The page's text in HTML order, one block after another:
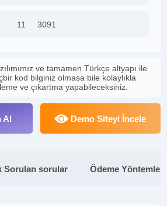
11 3091
ve tamamen Türkçe altyapı ile
kod bilginiz olmasa bile kolaylıkla
ve çıkartma yapabileceksiniz.
Al Demo Siteyi İncele
Sorulan sorular Ödeme Yöntemleri